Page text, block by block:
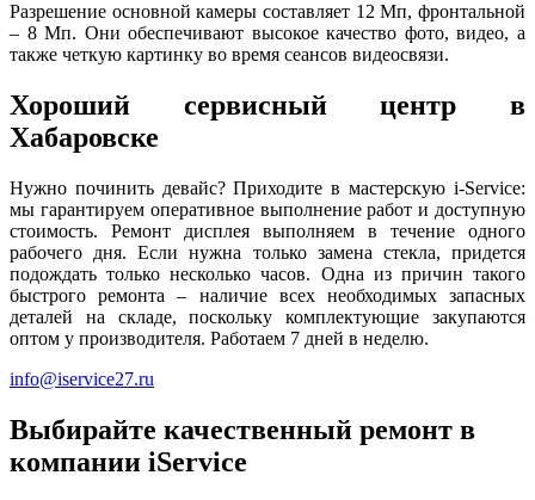
Разрешение основной камеры составляет 12 Мп, фронтальной
– 8 Мп. Они обеспечивают высокое качество фото, видео, а
также четкую картинку во время сеансов видеосвязи.
Хороший сервисный центр в
Хабаровске
Нужно починить девайс? Приходите в мастерскую i-Service:
мы гарантируем оперативное выполнение работ и доступную
стоимость. Ремонт дисплея выполняем в течение одного
рабочего дня. Если нужна только замена стекла, придется
подождать только несколько часов. Одна из причин такого
быстрого ремонта – наличие всех необходимых запасных
деталей на складе, поскольку комплектующие закупаются
оптом у производителя. Работаем 7 дней в неделю.
info@iservice27.ru
Выбирайте качественный ремонт в
компании iService